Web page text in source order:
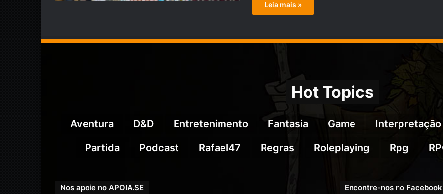
Leia mais »
Hot Topics
Aventura D&D Entretenimento Fantasia Game Interpretação
Partida
Podcast Rafael47 Regras Roleplaying Rpg
Nos apoie no APOIA.SE Encontre-nos no Facebook